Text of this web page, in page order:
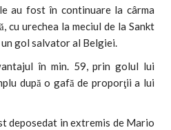
au fost în continuare la cârma
cu urechea la meciul de la Sankt
gol salvator al Belgiei.
în min. 59, prin golul lui
după o gafă de proporţii a lui
deposedat in extremis de Mario